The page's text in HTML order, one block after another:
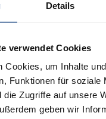
Details
verwendet Cookies
Cookies, um Inhalte
Funktionen für soziale
die Zugriffe auf unsere
geben wir
data